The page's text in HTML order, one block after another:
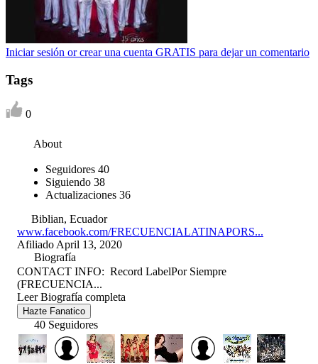
Iniciar sesión or crear una cuenta GRATIS para dejar un comentario
Tags
0
About
Seguidores 40
Siguiendo 38
Actualizaciones 36
Biblian, Ecuador
www.facebook.com/FRECUENCIALATINAPORS...
Afiliado April 13, 2020
Biografía
CONTACT INFO: Record LabelPor Siempre
(FRECUENCIA...
Leer Biografía completa
Hazte Fanatico
40 Seguidores